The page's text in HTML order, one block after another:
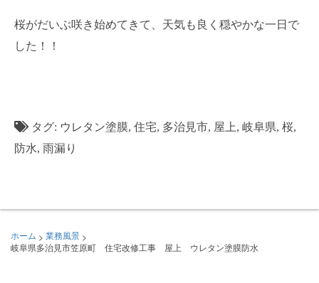
桜がだいぶ咲き始めてきて、天気も良く穏やかな一日で
した！！
タグ: ウレタン塗膜, 住宅, 多治見市, 屋上, 岐阜県, 桜,
防水, 雨漏り
ホーム > 業務風景 >
岐阜県多治見市笠原町 住宅改修工事 屋上 ウレタン塗膜防水